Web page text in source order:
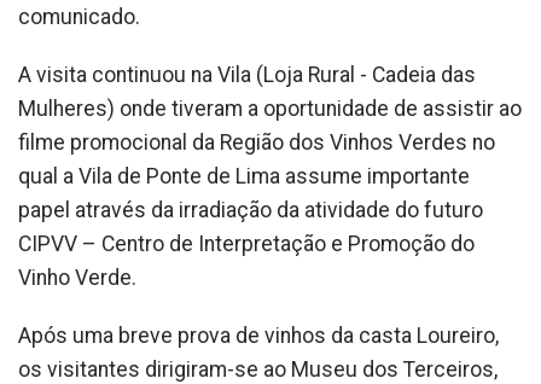
comunicado.
A visita continuou na Vila (Loja Rural - Cadeia das
Mulheres) onde tiveram a oportunidade de assistir ao
filme promocional da Região dos Vinhos Verdes no
qual a Vila de Ponte de Lima assume importante
papel através da irradiação da atividade do futuro
CIPVV – Centro de Interpretação e Promoção do
Vinho Verde.
Após uma breve prova de vinhos da casta Loureiro,
os visitantes dirigiram-se ao Museu dos Terceiros,